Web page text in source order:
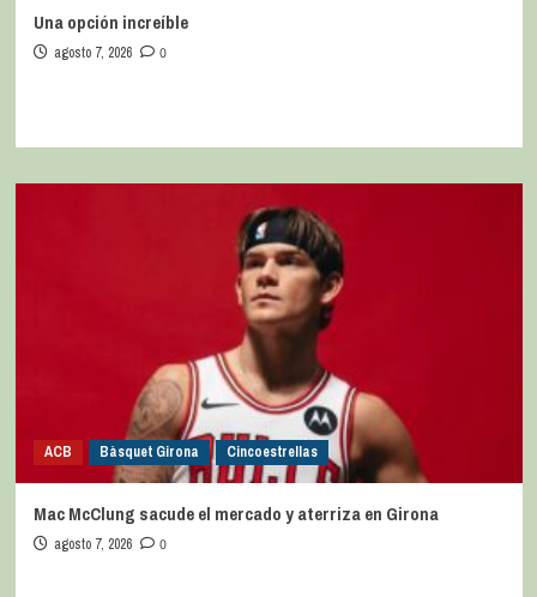
Una opción increíble
agosto 7, 2026 0
ACB Bàsquet Girona Cincoestrellas
Mac McClung sacude el mercado y aterriza en Girona
agosto 7, 2026 0